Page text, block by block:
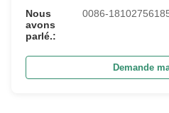
Nous
avons
parlé.:
0086-
Demande